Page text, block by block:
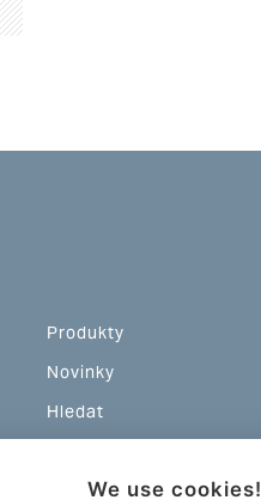
Produkty
Novinky
Hledat
KontaktyWe use cookies!